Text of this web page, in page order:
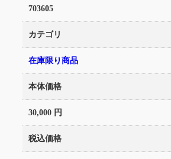
703605
カテゴリ
在庫限り商品
本体価格
30,000 円
税込価格